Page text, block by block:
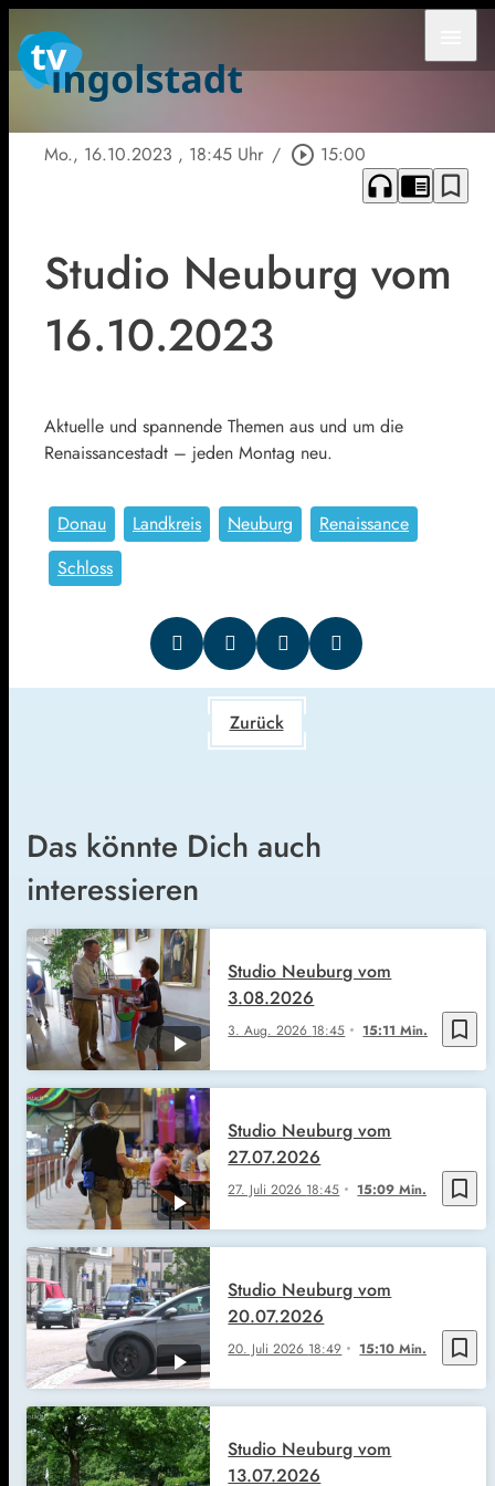
Mo., 16.10.2023 , 18:45 Uhr / play_circle_outline 15:00
headphones chrome_reader_mode bookmark_border
Studio Neuburg vom
16.10.2023
Aktuelle und spannende Themen aus und um die
Renaissancestadt – jeden Montag neu.
Donau Landkreis Neuburg
Renaissance
Schloss
Zurück
Das könnte Dich auch
interessieren
bookmark_border
3. Aug. 2026 18:45 15:11 Min.
Studio Neuburg vom
3.08.2026
bookmark_border
27. Juli 2026 18:45 15:09 Min.
Studio Neuburg vom
27.07.2026
bookmark_border
20. Juli 2026 18:49 15:10 Min.
Studio Neuburg vom
20.07.2026
Studio Neuburg vom
13.07.2026